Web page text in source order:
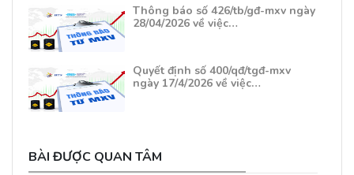
Thông báo số 426/tb/gđ-mxv ngày
28/04/2026 về việc…
Quyết định số 400/qđ/tgđ-mxv
ngày 17/4/2026 về việc…
BÀI ĐƯỢC QUAN TÂM